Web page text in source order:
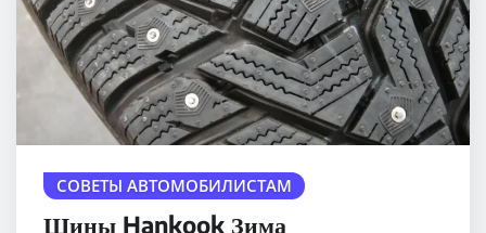
СОВЕТЫ АВТОМОБИЛИСТАМ
Шины Hankook Зима